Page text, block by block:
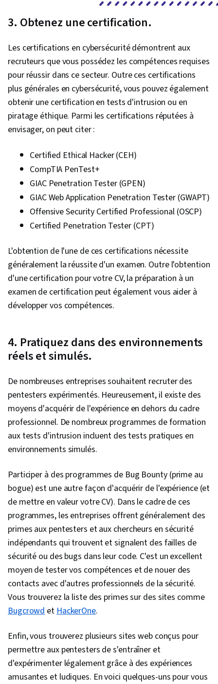
3. Obtenez une certification.
Les certifications en cybersécurité démontrent aux
recruteurs que vous possédez les compétences requises
pour réussir dans ce secteur. Outre ces certifications
plus générales en cybersécurité, vous pouvez également
obtenir une certification en tests d'intrusion ou en
piratage éthique. Parmi les certifications réputées à
envisager, on peut citer :
Certified Ethical Hacker (CEH)
CompTIA PenTest+
GIAC Penetration Tester (GPEN)
GIAC Web Application Penetration Tester (GWAPT)
Offensive Security Certified Professional (OSCP)
Certified Penetration Tester (CPT)
L'obtention de l'une de ces certifications nécessite
généralement la réussite d'un examen. Outre l'obtention
d'une certification pour votre CV, la préparation à un
examen de certification peut également vous aider à
développer vos compétences.
4. Pratiquez dans des environnements
réels et simulés.
De nombreuses entreprises souhaitent recruter des
pentesters expérimentés. Heureusement, il existe des
moyens d'acquérir de l'expérience en dehors du cadre
professionnel. De nombreux programmes de formation
aux tests d'intrusion incluent des tests pratiques en
environnements simulés.
Participer à des programmes de Bug Bounty (prime au
bogue) est une autre façon d'acquérir de l'expérience (et
de mettre en valeur votre CV). Dans le cadre de ces
programmes, les entreprises offrent généralement des
primes aux pentesters et aux chercheurs en sécurité
indépendants qui trouvent et signalent des failles de
sécurité ou des bugs dans leur code. C'est un excellent
moyen de tester vos compétences et de nouer des
contacts avec d'autres professionnels de la sécurité.
Vous trouverez la liste des primes sur des sites comme
BugcrowdetHackerOne.
Enfin, vous trouverez plusieurs sites web conçus pour
permettre aux pentesters de s'entraîner et
d'expérimenter légalement grâce à des expériences
amusantes et ludiques. En voici quelques-uns pour vous